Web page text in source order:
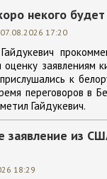
некого
07.08.2026 17:20
заявлениям
к
переговоров в
Гайдукевич.
из
18:29